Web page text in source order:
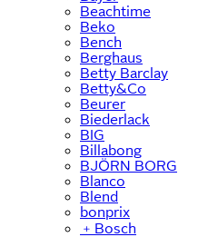
Beachtime
Beko
Bench
Berghaus
Betty Barclay
Betty&Co
Beurer
Biederlack
BIG
Billabong
BJÖRN BORG
Blanco
Blend
bonprix
﹢ Bosch